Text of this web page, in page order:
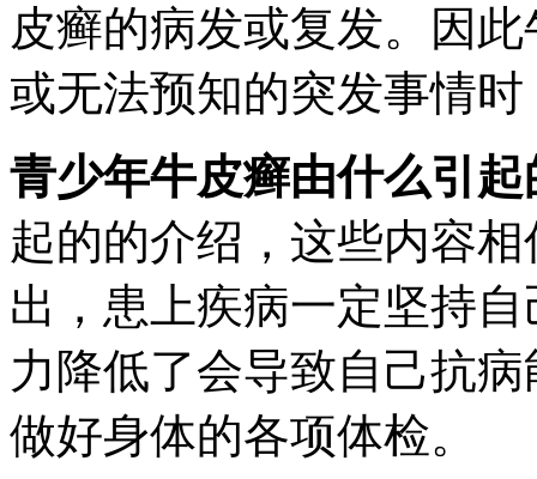
皮癣的病发或复发。因
或无法预知的突发事情
青少年牛皮癣由什么引起
起的的介绍，这些内容
出，患上疾病一定坚持
力降低了会导致自己抗
做好身体的各项体检。